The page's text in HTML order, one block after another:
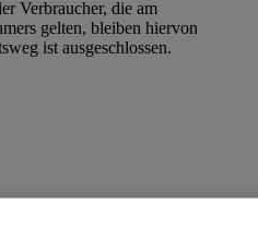
Verbraucher, die am
gelten, bleiben hiervon
ist ausgeschlossen.